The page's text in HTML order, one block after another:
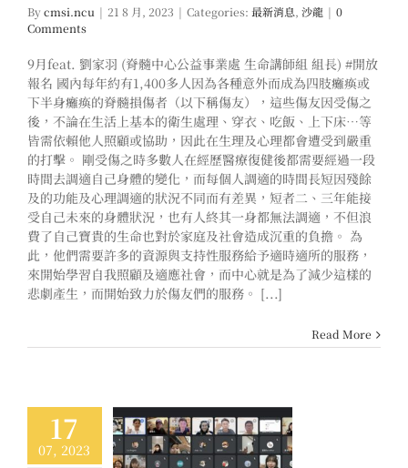
Bycmsi.ncu | 21 8 月, 2023 | Categories: 最新消息, 沙龍 | 0
Comments
9月feat. 劉家羽 (脊髓中心公益事業處 生命講師組 組長) #開放
報名 國內每年約有1,400多人因為各種意外而成為四肢癱瘓或
下半身癱瘓的脊髓損傷者（以下稱傷友），這些傷友因受傷之
後，不論在生活上基本的衛生處理、穿衣、吃飯、上下床…等
皆需依賴他人照顧或協助，因此在生理及心理都會遭受到嚴重
的打擊。 剛受傷之時多數人在經歷醫療復健後都需要經過一段
時間去調適自己身體的變化，而每個人調適的時間長短因殘餘
及的功能及心理調適的狀況不同而有差異，短者二、三年能接
受自己未來的身體狀況，也有人終其一身都無法調適，不但浪
費了自己寶貴的生命也對於家庭及社會造成沉重的負擔。 為
此，他們需要許多的資源與支持性服務給予適時適所的服務，
來開始學習自我照顧及適應社會，而中心就是為了減少這樣的
悲劇產生，而開始致力於傷友們的服務。 [...]
Read More
17
07, 2023
線上沙龍EP24